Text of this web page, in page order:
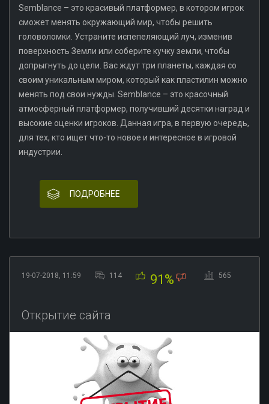
Semblance – это красивый платформер, в котором игрок
сможет менять окружающий мир, чтобы решить
головоломки. Устраните испепеляющий луч, изменив
поверхность Земли или соберите кучку земли, чтобы
допрыгнуть до цели. Вас ждут три планеты, каждая со
своим уникальным миром, который как пластилин можно
менять под свои нужды. Semblance – это красочный
атмосферный платформер, получивший десятки наград и
высокие оценки игроков. Данная игра, в первую очередь,
для тех, кто ищет что-то новое и интересное в игровой
индустрии.
ПОДРОБНЕЕ
19-07-2018, 11:59 114 91% 565
Открытие сайта